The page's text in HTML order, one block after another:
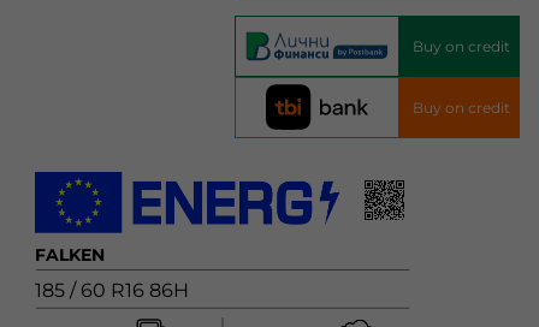
Buy on credit
Buy on credit
FALKEN
185 / 60 R16 86H